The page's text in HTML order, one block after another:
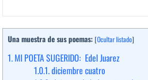
Una muestra de sus poemas: [Ocultar listado]
1.MI POETA SUGERIDO: Edel Juarez
1.0.1.diciembre cuatro